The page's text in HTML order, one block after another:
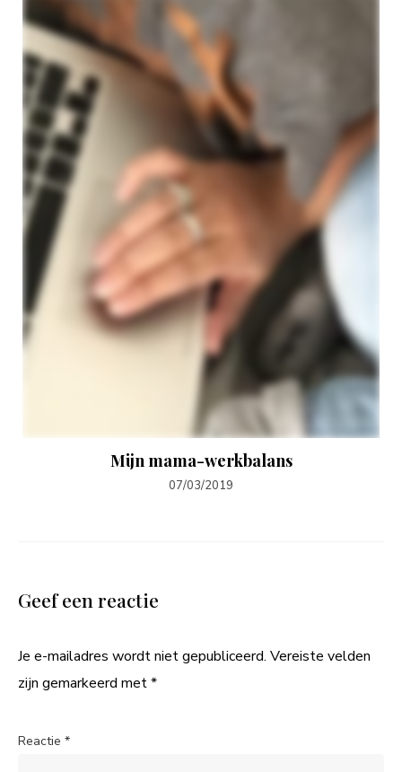
Mijn mama-werkbalans
07/03/2019
Geef een reactie
Je e-mailadres wordt niet gepubliceerd. Vereiste velden
zijn gemarkeerd met*
Reactie *